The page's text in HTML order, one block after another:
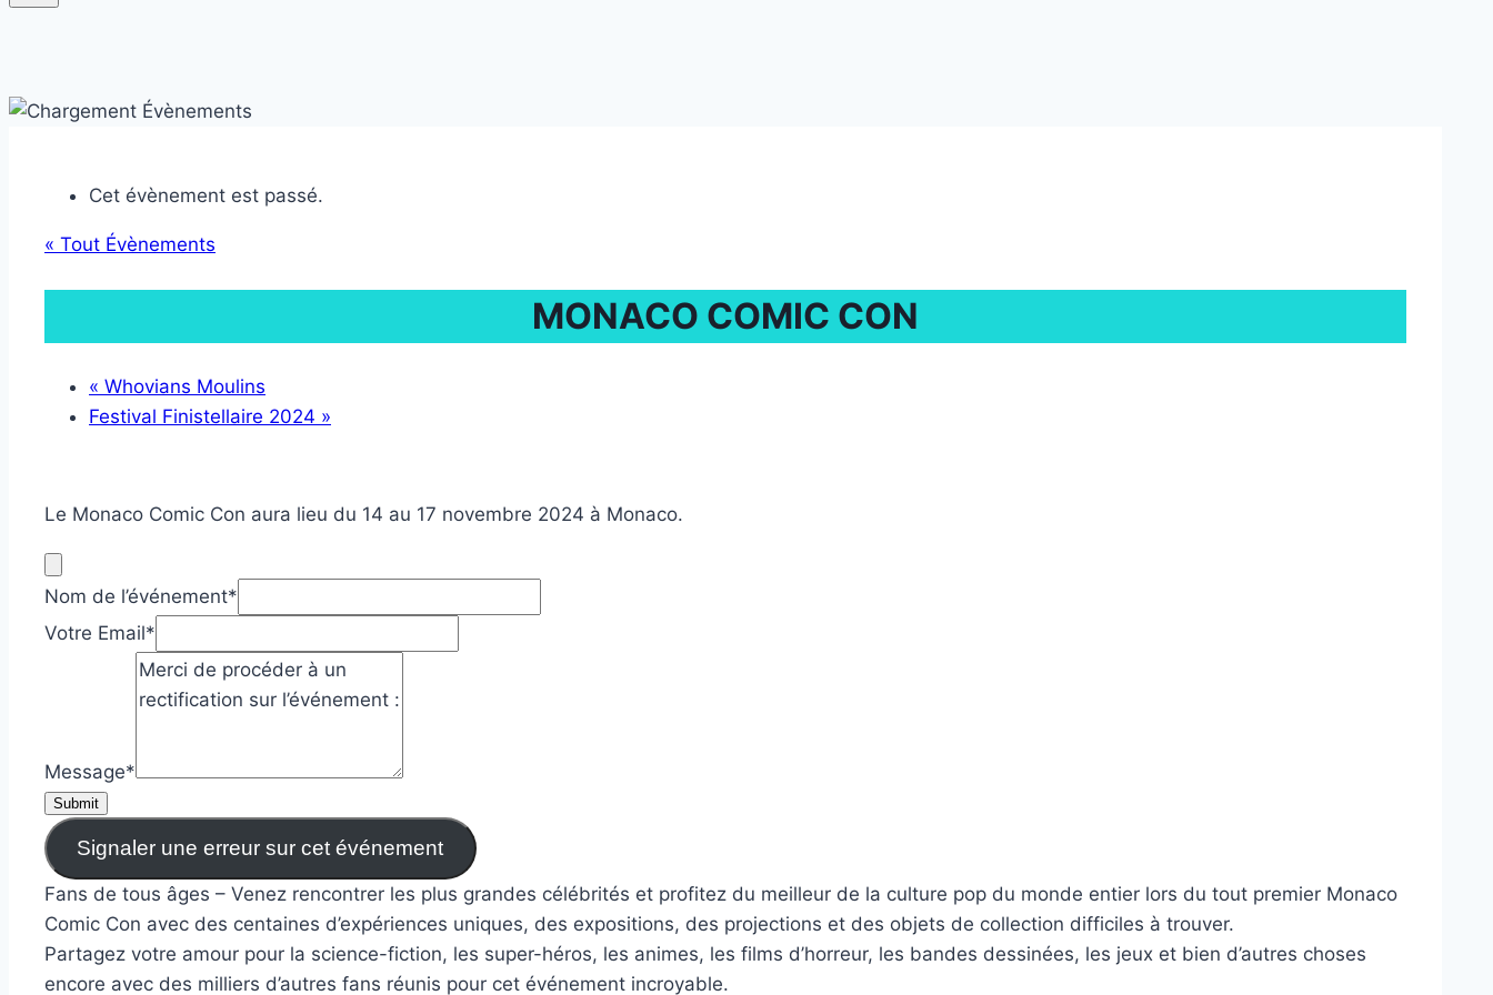
Cet évènement est passé.
« Tout Évènements
MONACO COMIC CON
« Whovians Moulins
Festival Finistellaire 2024 »
Le Monaco Comic Con aura lieu du 14 au 17 novembre 2024 à Monaco.
Nom de l’événement*
Votre Email*
Message*
Submit
Signaler une erreur sur cet événement
Fans de tous âges – Venez rencontrer les plus grandes célébrités et profitez du meilleur de la culture pop du monde entier lors du tout premier Monaco
Comic Con avec des centaines d’expériences uniques, des expositions, des projections et des objets de collection difficiles à trouver.
Partagez votre amour pour la science-fiction, les super-héros, les animes, les films d’horreur, les bandes dessinées, les jeux et bien d’autres choses
encore avec des milliers d’autres fans réunis pour cet événement incroyable.